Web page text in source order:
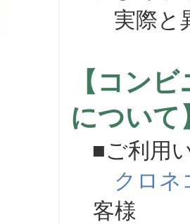
実際と異
【コン
につい
■ご利用
クロネ
客様